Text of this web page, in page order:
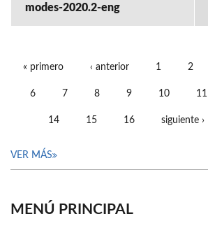
modes-2020.2-eng
« primero ‹ anterior 1 2
6 7 8 9 10 11
14 15 16 siguiente ›
VER MÁS
MENÚ PRINCIPAL